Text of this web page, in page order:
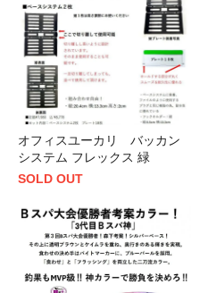
オフィスユーカリ バッカン
システム フレックス 緑
SOLD OUT